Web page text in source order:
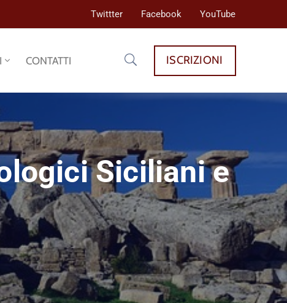
Twittter Facebook YouTube
CONTATTI ISCRIZIONI
Siciliani e